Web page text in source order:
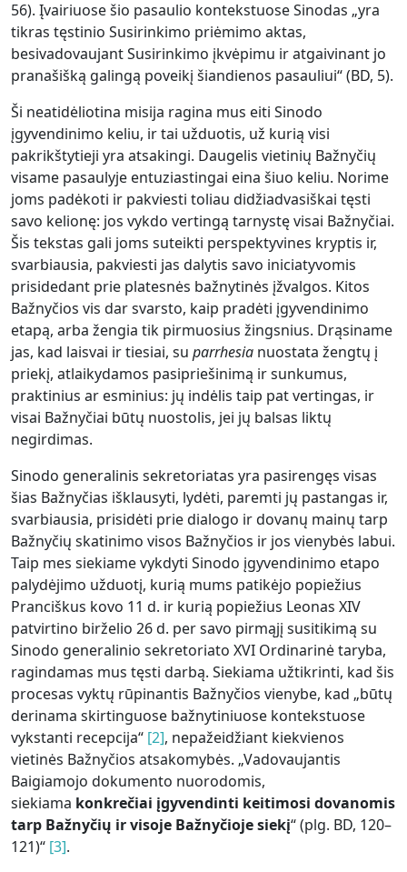
56). Įvairiuose šio pasaulio kontekstuose Sinodas „yra
tikras tęstinio Susirinkimo priėmimo aktas,
besivadovaujant Susirinkimo įkvėpimu ir atgaivinant jo
pranašišką galingą poveikį šiandienos pasauliui“ (BD, 5).
Ši neatidėliotina misija ragina mus eiti Sinodo
įgyvendinimo keliu, ir tai užduotis, už kurią visi
pakrikštytieji yra atsakingi. Daugelis vietinių Bažnyčių
visame pasaulyje entuziastingai eina šiuo keliu. Norime
joms padėkoti ir pakviesti toliau didžiadvasiškai tęsti
savo kelionę: jos vykdo vertingą tarnystę visai Bažnyčiai.
Šis tekstas gali joms suteikti perspektyvines kryptis ir,
svarbiausia, pakviesti jas dalytis savo iniciatyvomis
prisidedant prie platesnės bažnytinės įžvalgos. Kitos
Bažnyčios vis dar svarsto, kaip pradėti įgyvendinimo
etapą, arba žengia tik pirmuosius žingsnius. Drąsiname
jas, kad laisvai ir tiesiai, su parrhesia nuostata žengtų į
priekį, atlaikydamos pasipriešinimą ir sunkumus,
praktinius ar esminius: jų indėlis taip pat vertingas, ir
visai Bažnyčiai būtų nuostolis, jei jų balsas liktų
negirdimas.
Sinodo generalinis sekretoriatas yra pasirengęs visas
šias Bažnyčias išklausyti, lydėti, paremti jų pastangas ir,
svarbiausia, prisidėti prie dialogo ir dovanų mainų tarp
Bažnyčių skatinimo visos Bažnyčios ir jos vienybės labui.
Taip mes siekiame vykdyti Sinodo įgyvendinimo etapo
palydėjimo užduotį, kurią mums patikėjo popiežius
Pranciškus kovo 11 d. ir kurią popiežius Leonas XIV
patvirtino birželio 26 d. per savo pirmąjį susitikimą su
Sinodo generalinio sekretoriato XVI Ordinarinė taryba,
ragindamas mus tęsti darbą. Siekiama užtikrinti, kad šis
procesas vyktų rūpinantis Bažnyčios vienybe, kad „būtų
derinama skirtinguose bažnytiniuose kontekstuose
vykstanti recepcija“ [2], nepažeidžiant kiekvienos
vietinės Bažnyčios atsakomybės. „Vadovaujantis
Baigiamojo dokumento nuorodomis,
siekiama konkrečiai įgyvendinti keitimosi dovanomis
tarp Bažnyčių ir visoje Bažnyčioje siekį“ (plg. BD, 120–
121)“ [3].